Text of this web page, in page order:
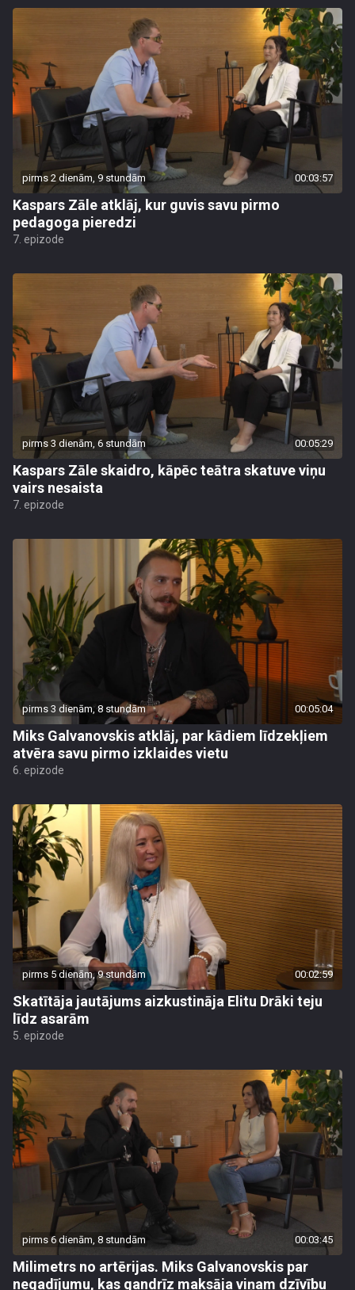
pirms 2 dienām, 9 stundām 00:03:57
Kaspars Zāle atklāj, kur guvis savu pirmo
pedagoga pieredzi
7. epizode
pirms 3 dienām, 6 stundām 00:05:29
Kaspars Zāle skaidro, kāpēc teātra skatuve viņu
vairs nesaista
7. epizode
pirms 3 dienām, 8 stundām 00:05:04
Miks Galvanovskis atklāj, par kādiem līdzekļiem
atvēra savu pirmo izklaides vietu
6. epizode
pirms 5 dienām, 9 stundām 00:02:59
Skatītāja jautājums aizkustināja Elitu Drāki teju
līdz asarām
5. epizode
pirms 6 dienām, 8 stundām 00:03:45
Milimetrs no artērijas. Miks Galvanovskis par
negadījumu, kas gandrīz maksāja viņam dzīvību